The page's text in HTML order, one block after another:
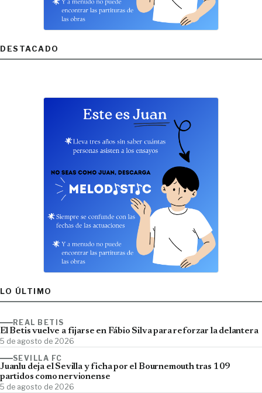
DESTACADO
LO ÚLTIMO
REAL BETIS
El Betis vuelve a fijarse en Fábio Silva para reforzar la delantera
5 de agosto de 2026
SEVILLA FC
Juanlu deja el Sevilla y ficha por el Bournemouth tras 109
partidos como nervionense
5 de agosto de 2026